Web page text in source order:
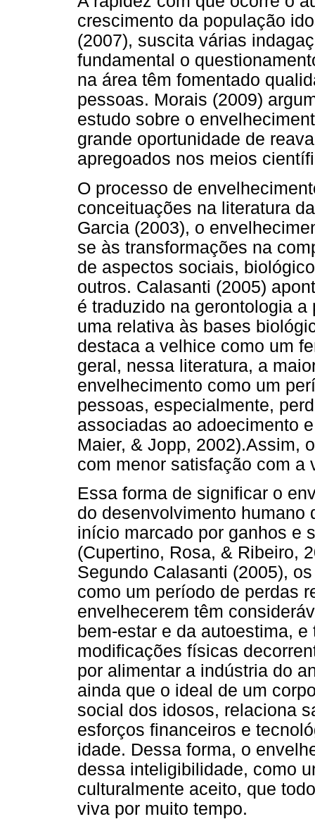
crescimento da população
(2007), suscita várias
fundamental o
na área têm fomentado
pessoas. Morais (2009)
estudo sobre o
grande oportunidade de
apregoados nos meios
O processo de
conceituações na literatura
Garcia (2003), o
se às transformações na
de aspectos sociais,
outros. Calasanti (2005)
é traduzido na gerontologia
uma relativa às bases
destaca a velhice como um
geral, nessa literatura, a
envelhecimento como um
pessoas, especialmente,
associadas ao adoecimento
Maier, & Jopp, 2002).Assim,
com menor satisfação com a
Essa forma de significar o
do desenvolvimento humano
início marcado por ganhos e
(Cupertino, Rosa, & Ribeiro,
Segundo Calasanti (2005),
como um período de perdas
envelhecerem têm
bem-estar e da autoestima,
modificações físicas
por alimentar a indústria do
ainda que o ideal de um
social dos idosos, relaciona
esforços financeiros e
idade. Dessa forma, o
dessa inteligibilidade, como
culturalmente aceito, que
viva por muito tempo.